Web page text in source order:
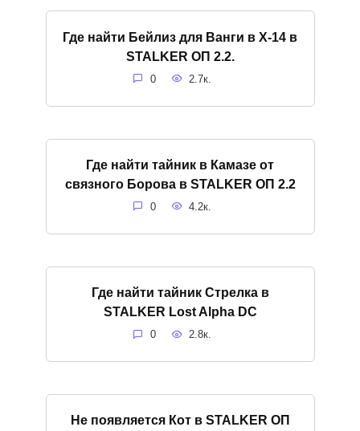
Где найти Бейлиз для Ванги в X-14 в
STALKER ОП 2.2.
0 2.7к.
Где найти тайник в Камазе от
связного Борова в STALKER ОП 2.2
0 4.2к.
Где найти тайник Стрелка в
STALKER Lost Alpha DC
0 2.8к.
Не появляется Кот в STALKER ОП